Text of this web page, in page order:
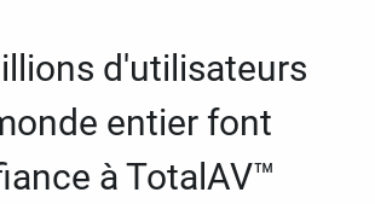
d'utilisateurs
entier font
à TotalAV™